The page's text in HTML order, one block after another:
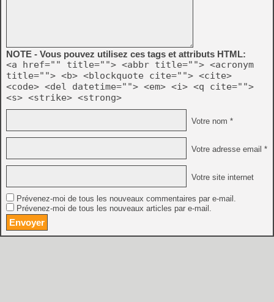
NOTE - Vous pouvez utilisez ces tags et attributs HTML:
<a href="" title=""> <abbr title=""> <acronym
title=""> <b> <blockquote cite=""> <cite>
<code> <del datetime=""> <em> <i> <q cite="">
<s> <strike> <strong>
Votre nom *
Votre adresse email *
Votre site internet
Prévenez-moi de tous les nouveaux commentaires par e-mail.
Prévenez-moi de tous les nouveaux articles par e-mail.